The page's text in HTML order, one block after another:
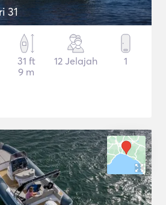
31
31 ft
9 m
12 Jelajah 1